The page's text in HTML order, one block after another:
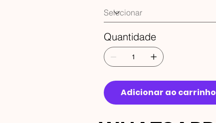
Quantidade
Adicionar ao carrinho